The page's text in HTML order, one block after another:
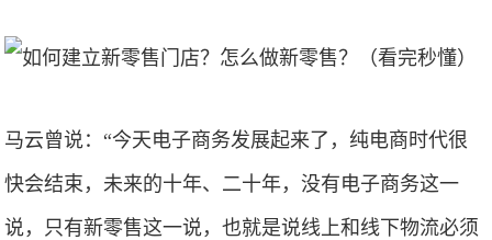
马云曾说：“今天电子商务发展起来了，纯电商时代很
快会结束，未来的十年、二十年，没有电子商务这一
说，只有新零售这一说，也就是说线上和线下物流必须